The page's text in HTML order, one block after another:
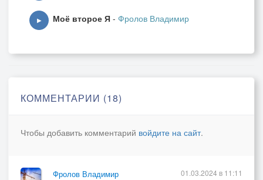
Одним лишь,
▶ Моё второе Я - Фролов Владимир
КОММЕНТАРИИ (18)
Чтобы добавить комментарий войдите на сайт.
Фролов Владимир
01.03.2024 в 11:11